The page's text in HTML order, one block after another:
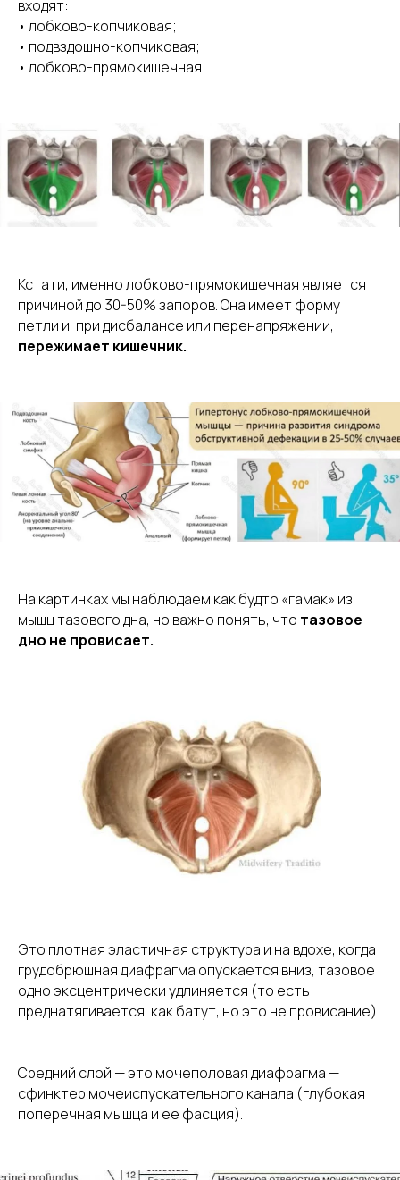
входят:
• лобково-копчиковая;
• подвздошно-копчиковая;
• лобково-прямокишечная.
Кстати, именно лобково-прямокишечная является
причиной до 30-50% запоров. Она имеет форму
петли и, при дисбалансе или перенапряжении,
пережимает кишечник.
На картинках мы наблюдаем как будто «гамак» из
мышц тазового дна, но важно понять, что тазовое
дно не провисает.
Это плотная эластичная структура и на вдохе, когда
грудобрюшная диафрагма опускается вниз, тазовое
одно эксцентрически удлиняется (то есть
преднатягивается, как батут, но это не провисание).
Средний слой — это мочеполовая диафрагма —
сфинктер мочеиспускательного канала (глубокая
поперечная мышца и ее фасция).